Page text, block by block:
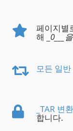
페이지별
해 _ 0___
모든 일
_TAR 변
합니다.